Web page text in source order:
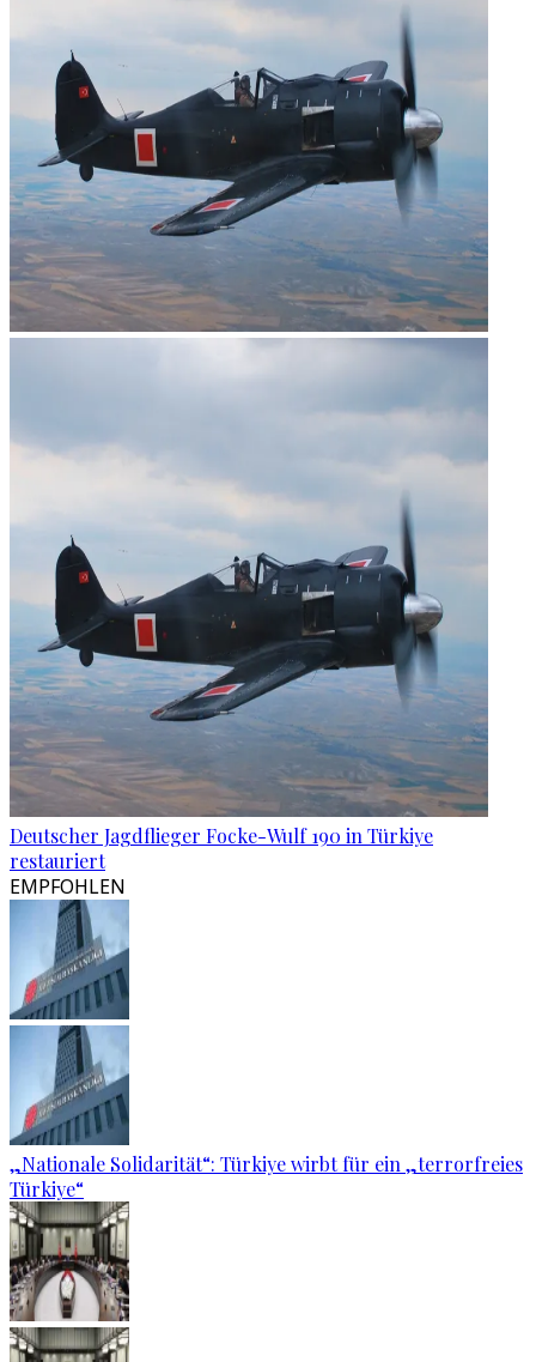
Deutscher Jagdflieger Focke-Wulf 190 in Türkiye
restauriert
EMPFOHLEN
„Nationale Solidarität“: Türkiye wirbt für ein „terrorfreies
Türkiye“